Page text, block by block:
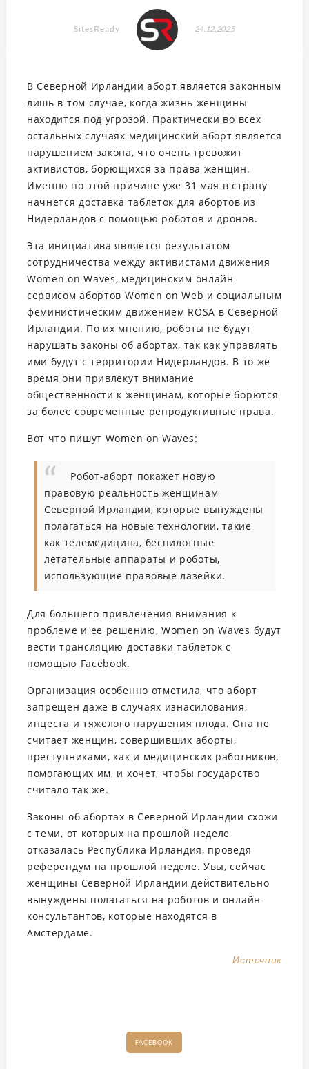
SitesReady 24.12.2025
В Северной Ирландии аборт является законным
лишь в том случае, когда жизнь женщины
находится под угрозой. Практически во всех
остальных случаях медицинский аборт является
нарушением закона, что очень тревожит
активистов, борющихся за права женщин.
Именно по этой причинеуже 31 мая в страну
начнется доставка таблеток для абортов из
Нидерландов с помощью роботов и дронов.
Эта инициатива является результатом
сотрудничества между активистами движения
Women on Waves, медицинским онлайн-
сервисом абортов Women on Web и социальным
феминистическим движением ROSA в Северной
Ирландии. По их мнению, роботы не будут
нарушать законы об абортах, так как управлять
ими будут с территории Нидерландов. В то же
время они привлекут внимание
общественности к женщинам, которые борются
за более современные репродуктивные права.
Вот что пишут Women on Waves:
Робот-аборт покажет новую
правовую реальность женщинам
Северной Ирландии, которые вынуждены
полагаться на новые технологии, такие
как телемедицина, беспилотные
летательные аппараты и роботы,
использующие правовые лазейки.
Для большего привлечения внимания к
проблеме и ее решению, Women on Waves будут
вести трансляцию доставки таблеток с
помощью Facebook.
Организация особенно отметила, что аборт
запрещен даже в случаях изнасилования,
инцеста и тяжелого нарушения плода. Она не
считает женщин, совершивших аборты,
преступниками, как и медицинских работников,
помогающих им, и хочет, чтобы государство
считало так же.
Законы об абортах в Северной Ирландии схожи
с теми, от которых на прошлой неделе
отказалась Республика Ирландия, проведя
референдум на прошлой неделе. Увы, сейчас
женщины Северной Ирландии действительно
вынуждены полагаться на роботов и онлайн-
консультантов, которые находятся в
Амстердаме.
Источник
FACEBOOK